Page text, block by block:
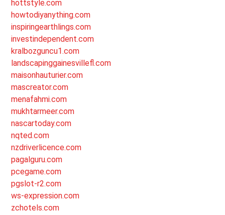
hottstyle.com
howtodiyanything.com
inspiringearthlings.com
investindependent.com
kralbozguncu1.com
landscapinggainesvillefl.com
maisonhauturier.com
mascreator.com
menafahmi.com
mukhtarmeer.com
nascartoday.com
nqted.com
nzdriverlicence.com
pagalguru.com
pcegame.com
pgslot-r2.com
ws-expression.com
zchotels.com